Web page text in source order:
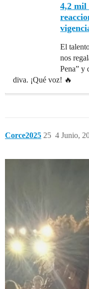
4,2 mil
El
nos
Pena” y
diva. ¡Qué voz! 🔥
Corce2025 4 Junio,
25